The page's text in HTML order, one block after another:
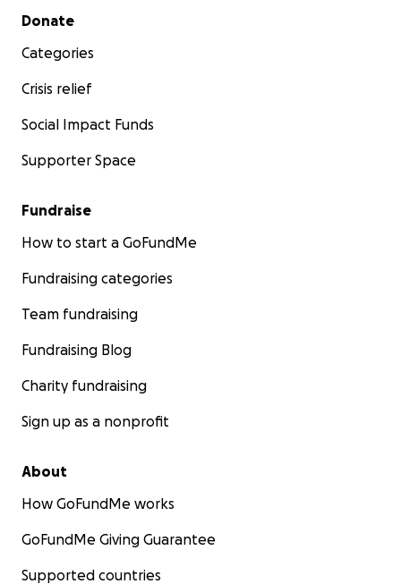
Secondary menu
Donate
Categories
Crisis relief
Social Impact Funds
Supporter Space
Fundraise
How to start a GoFundMe
Fundraising categories
Team fundraising
Fundraising Blog
Charity fundraising
Sign up as a nonprofit
About
How GoFundMe works
GoFundMe Giving Guarantee
Supported countries